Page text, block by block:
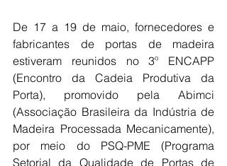
De 17 a 19 de maio, fornecedores e
fabricantes de portas de madeira
estiveram reunidos no 3º ENCAPP
(Encontro da Cadeia Produtiva da
Porta), promovido pela Abimci
(Associação Brasileira da Indústria de
Madeira Processada Mecanicamente),
por meio do PSQ-PME (Programa
Setorial da Qualidade de Portas de